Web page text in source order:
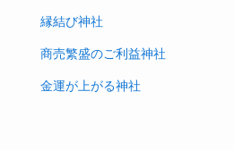
縁結び神社
商売繁盛のご利益神社
金運が上がる神社